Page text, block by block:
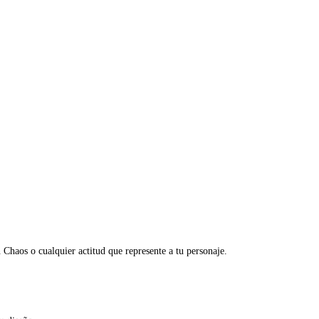
o cualquier actitud que represente a tu personaje.